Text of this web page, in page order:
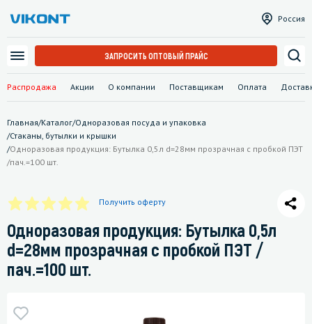
Распродажа Акции О компании Поставщикам Оплата
Россия
ЗАПРОСИТЬ ОПТОВЫЙ ПРАЙС
Главная/Каталог/Одноразовая посуда и упаковка
/Стаканы, бутылки и крышки
/Одноразовая продукция: Бутылка 0,5л d=28мм прозрачная с пробкой ПЭТ
/пач.=100 шт.
Получить оферту
Одноразовая продукция: Бутылка 0,5л
d=28мм прозрачная с пробкой ПЭТ /
пач.=100 шт.